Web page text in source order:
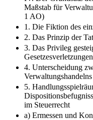
Maßstab für
1 AO)
1. Die Fiktion des
2. Das Prinzip der
3. Das Privileg
Gesetzesverletzungen
4. Unterscheidung
Verwaltungshandelns
5.
im Steuerrecht
a) Ermessen und